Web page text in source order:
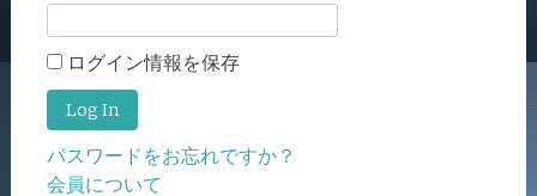
ログイン情報を保存
パスワードをお忘れですか？
会員について